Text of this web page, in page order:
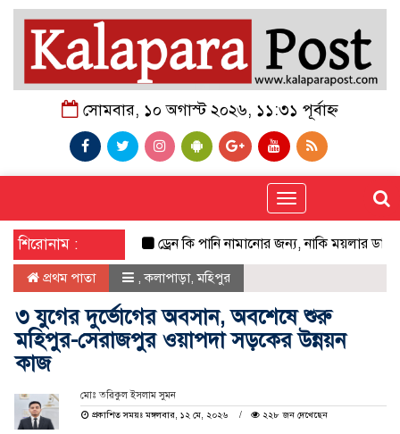
সোমবার, ১০ অগাস্ট ২০২৬, ১১:৩১ পূর্বাহ্ন
Toggle
navigation
শিরোনাম : ড্রেন কি পানি নামানোর জন্য, নাকি ময়লার
প্রথম পাতা ,কলাপাড়া,মহিপুর
৩ যুগের দুর্ভোগের অবসান, অবশেষে শুরু
মহিপুর-সেরাজপুর ওয়াপদা সড়কের উন্নয়ন
কাজ
মোঃ তরিকুল ইসলাম সুমন
প্রকাশিত সময়ঃ মঙ্গলবার, ১২ মে, ২০২৬
২২৮ জন দেখেছেন